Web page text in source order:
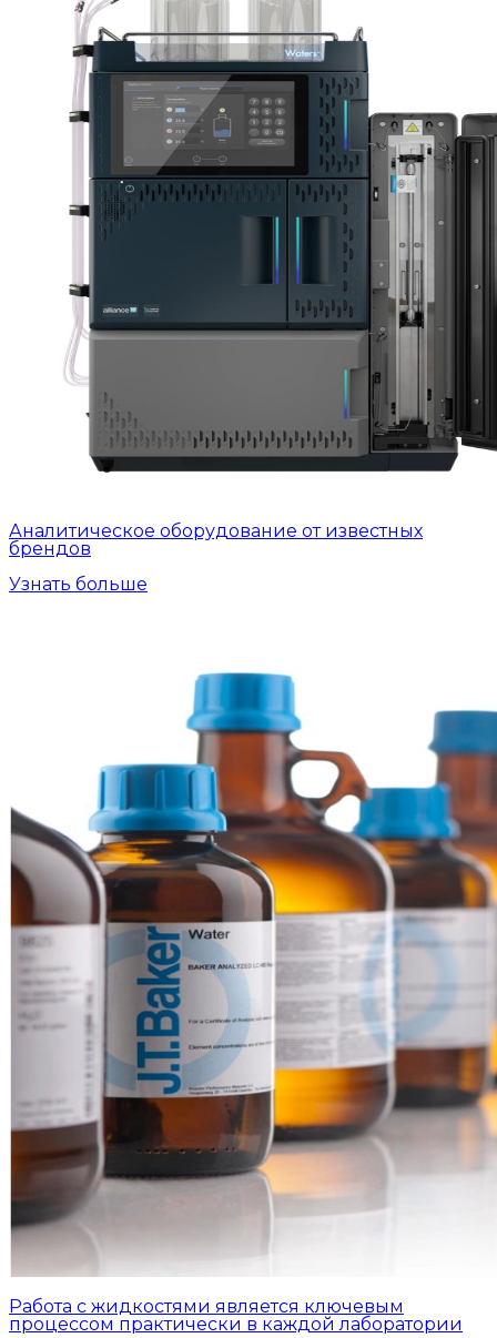
Аналитическое оборудование от известных
брендов
Узнать больше
Работа с жидкостями является ключевым
процессом практически в каждой лаборатории